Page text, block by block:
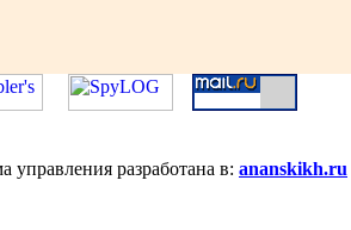
управления разработана в: ananskikh.ru